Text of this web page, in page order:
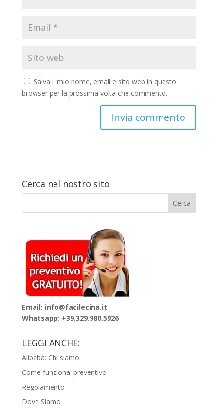
Salva il mio nome, email e sito web in questo
browser per la prossima volta che commento.
Cerca nel nostro sito
Email: info@facilecina.it
Whatsapp: +39.329.980.5926
LEGGI ANCHE:
Alibaba: Chi siamo
Come funziona: preventivo
Regolamento
Dove Siamo